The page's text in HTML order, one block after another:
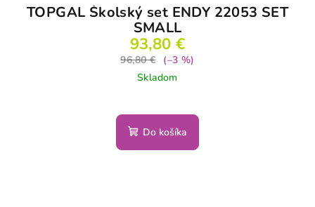
TOPGAL Školský set ENDY 22053 SET
SMALL
93,80 €
96,80 €
(–3 %)
Skladom
Do košíka